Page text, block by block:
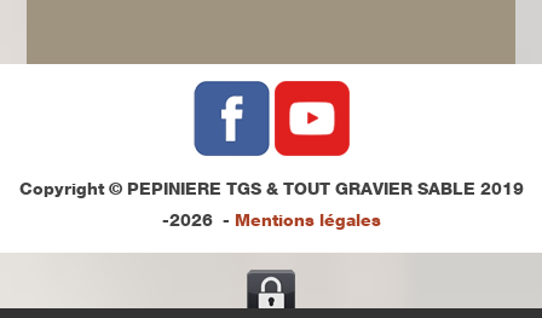
Copyright © PEPINIERE TGS & TOUT GRAVIER SABLE 2019
-2026 - Mentions légales